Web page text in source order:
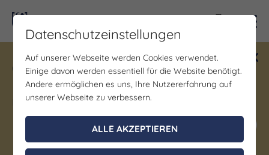
Gewinne ein Blind Date mit Saale-
Unstrut! Teilnahme vom 1.7. - 18.12.
möglich.
Jetzt mitmachen
Datenschutzeinstellungen
Auf unserer Webseite werden Cookies verwendet.
Einige davon werden essentiell für die Website benötigt.
Andere ermöglichen es uns, Ihre Nutzererfahrung auf
unserer Webseite zu verbessern.
ALLE AKZEPTIEREN